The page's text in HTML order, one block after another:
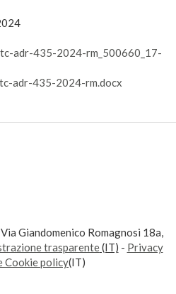
adr-435-2024-rm_500660_17-
adr-435-2024-rm.docx
Giandomenico Romagnosi 18a,
trasparente(IT) - Privacy
Cookie policy(IT)